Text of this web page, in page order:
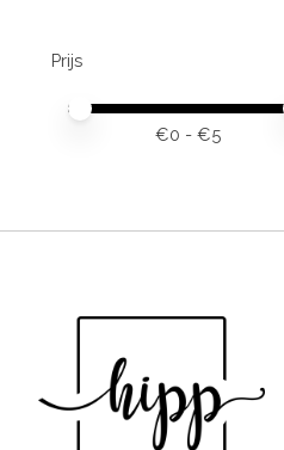
Prijs
Minimale prijswaarde
Price maximum value
€0 - €5